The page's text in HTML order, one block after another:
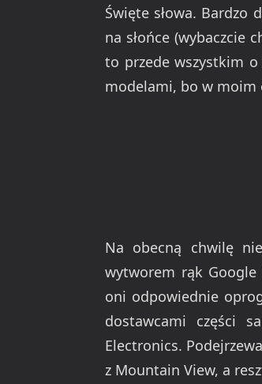
Święte słowa. Bardzo
na słońce (wybaczcie
to przede wszystkim
modelami, bo w
Na obecną chwilę
wytworem rąk
oni odpowiednie
dostawcami części
Electronics.
z Mountain View, a